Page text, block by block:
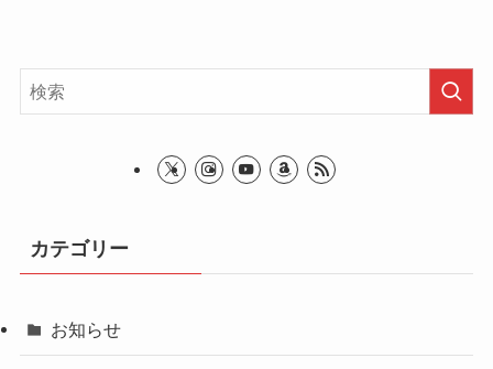
カテゴリー
お知らせ